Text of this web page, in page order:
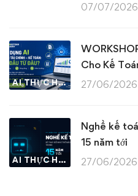
07/07/2026
AI THỰC HÀNH
Cho Kế
27/06/2026
AI THỰC HÀNH
Nghề kế
15 năm tới
27/06/2026